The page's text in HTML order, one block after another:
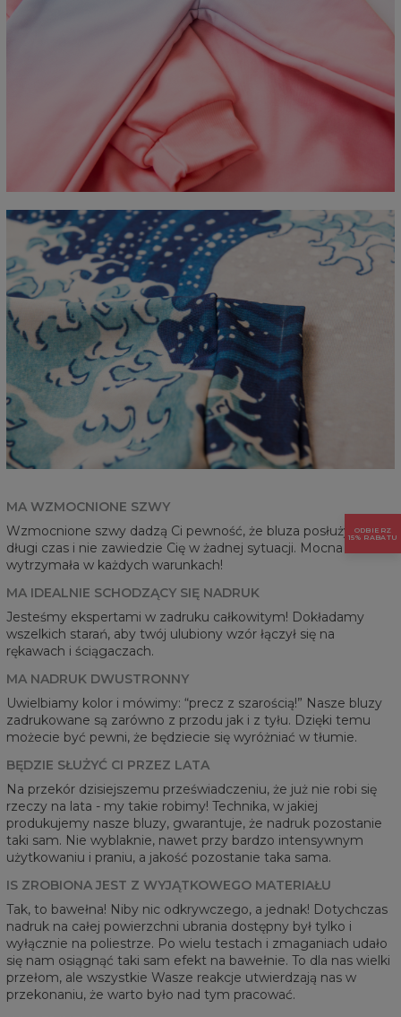
MA WZMOCNIONE SZWY
Wzmocnione szwy dadzą Ci pewność, że bluza posłuży przez
długi czas i nie zawiedzie Cię w żadnej sytuacji. Mocna i
wytrzymała w każdych warunkach!
MA IDEALNIE SCHODZĄCY SIĘ NADRUK
Jesteśmy ekspertami w zadruku całkowitym! Dokładamy
wszelkich starań, aby twój ulubiony wzór łączył się na
rękawach i ściągaczach.
MA NADRUK DWUSTRONNY
Uwielbiamy kolor i mówimy: “precz z szarością!” Nasze bluzy
zadrukowane są zarówno z przodu jak i z tyłu. Dzięki temu
możecie być pewni, że będziecie się wyróżniać w tłumie.
BĘDZIE SŁUŻYĆ CI PRZEZ LATA
Na przekór dzisiejszemu przeświadczeniu, że już nie robi się
rzeczy na lata - my takie robimy! Technika, w jakiej
produkujemy nasze bluzy, gwarantuje, że nadruk pozostanie
taki sam. Nie wyblaknie, nawet przy bardzo intensywnym
użytkowaniu i praniu, a jakość pozostanie taka sama.
IS ZROBIONA JEST Z WYJĄTKOWEGO MATERIAŁU
Tak, to bawełna! Niby nic odkrywczego, a jednak! Dotychczas
nadruk na całej powierzchni ubrania dostępny był tylko i
wyłącznie na poliestrze. Po wielu testach i zmaganiach udało
się nam osiągnąć taki sam efekt na bawełnie. To dla nas wielki
przełom, ale wszystkie Wasze reakcje utwierdzają nas w
przekonaniu, że warto było nad tym pracować.
ODBIERZ
15% RABATU